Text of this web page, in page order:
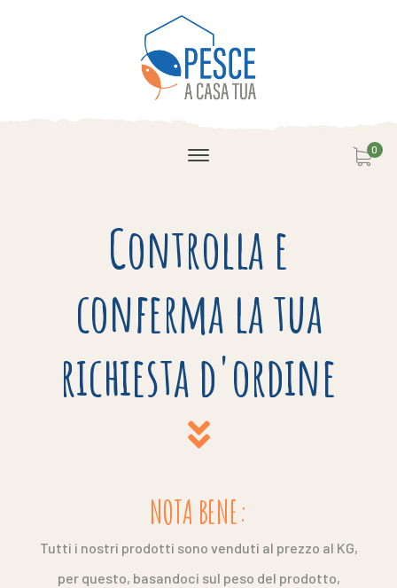
0
Controlla e
conferma la tua
richiesta d'ordine
NOTA BENE:
Tutti i nostri prodotti sono venduti al prezzo al KG,
per questo, basandoci sul peso del prodotto,